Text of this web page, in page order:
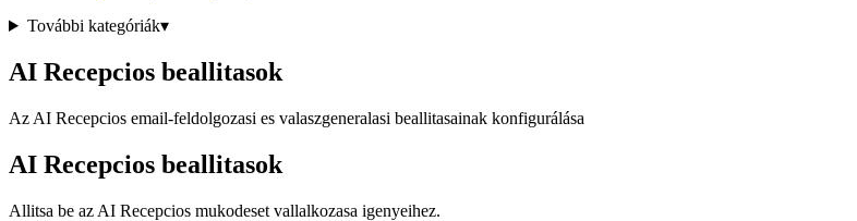
További kategóriák▾
AI Recepcios beallitasok
Az AI Recepcios email-feldolgozasi es valaszgeneralasi beallitasainak konfigurálása
AI Recepcios beallitasok
Allitsa be az AI Recepcios mukodeset vallalkozasa igenyeihez.